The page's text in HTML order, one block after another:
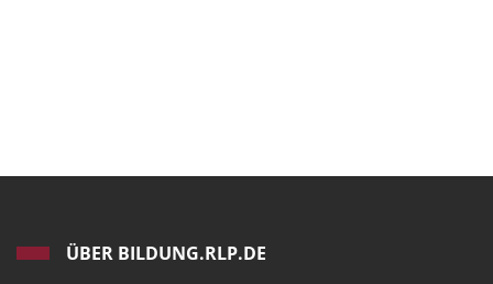
ÜBER BILDUNG.RLP.DE